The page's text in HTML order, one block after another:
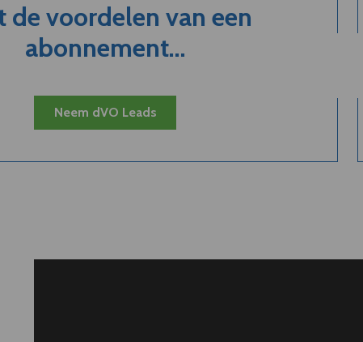
de voordelen van een
abonnement...
Neem dVO Leads